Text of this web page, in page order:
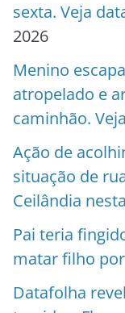
sexta. Veja
2026
Menino
atropelado e
caminhão.
Ação de
situação de
Ceilândia
Pai teria
matar filho
Datafolha